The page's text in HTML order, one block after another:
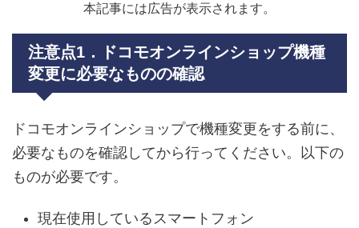
本記事には広告が表示されます。
注意点1．ドコモオンラインショップ機種
変更に必要なものの確認
ドコモオンラインショップで機種変更をする前に、
必要なものを確認してから行ってください。以下の
ものが必要です。
現在使用しているスマートフォン